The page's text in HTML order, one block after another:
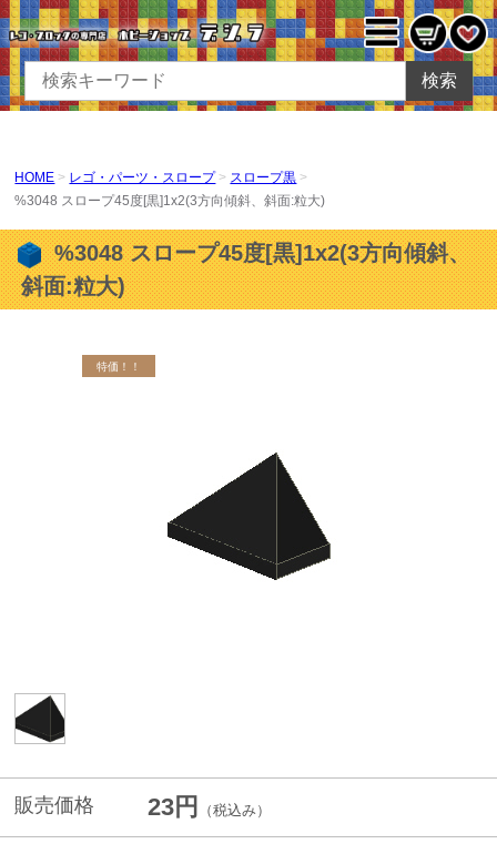
検索
HOME レゴ・パーツ・スロープ
スロープ黒
%3048 スロープ45度[黒]1x2(3方向傾斜、斜面:粒大)
%3048 スロープ45度[黒]1x2(3方向傾斜、
斜面:粒大)
販売価格 23円 （税込み）